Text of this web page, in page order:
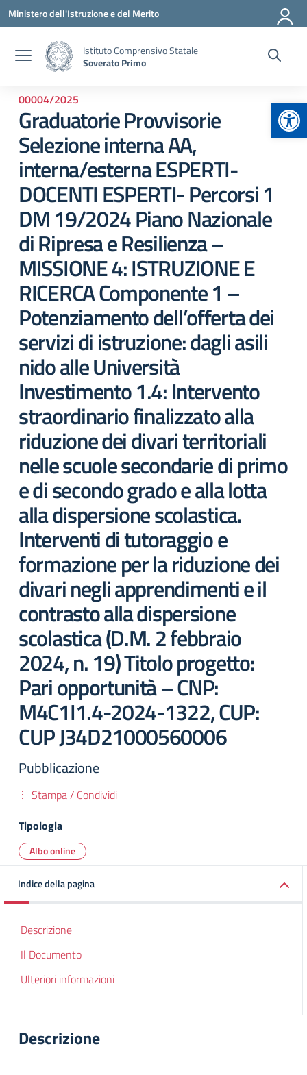
Vai ai contenuti
Vai al menu di navigazione
Vai al footer
Ministero dell'Istruzione e del Merito
Istituto Comprensivo Statale
Soverato Primo
00004/2025
Graduatorie Provvisorie
Selezione interna AA,
interna/esterna ESPERTI-
DOCENTI ESPERTI- Percorsi 1
DM 19/2024 Piano Nazionale
di Ripresa e Resilienza –
MISSIONE 4: ISTRUZIONE E
RICERCA Componente 1 –
Potenziamento dell’offerta dei
servizi di istruzione: dagli asili
nido alle Università
Investimento 1.4: Intervento
straordinario finalizzato alla
riduzione dei divari territoriali
nelle scuole secondarie di primo
e di secondo grado e alla lotta
alla dispersione scolastica.
Interventi di tutoraggio e
formazione per la riduzione dei
divari negli apprendimenti e il
contrasto alla dispersione
scolastica (D.M. 2 febbraio
2024, n. 19) Titolo progetto:
Pari opportunità – CNP:
M4C1I1.4-2024-1322, CUP:
CUP J34D21000560006
Pubblicazione
Stampa / Condividi
Tipologia
Albo online
Indice della pagina
Descrizione
Il Documento
Ulteriori informazioni
Descrizione